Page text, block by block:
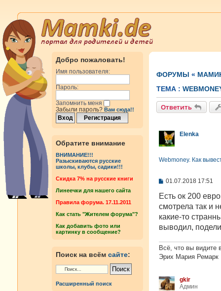
Добро пожаловать!
Имя пользователя:
Пароль:
Запомнить меня
Забыли пароль? Вам сюда!!
Обратите внимание
ВНИМАНИЕ!!!
Разыскиваются русские
школы, клубы, садики!!!
Cкидка 7% на русские книги
Линеечки для нашего сайта
Правила форума. 17.11.2011
Как стать "Жителем форума"?
Как добавить фото или
картинку в сообщение?
Поиск на всём сайте:
Расширенный поиск
ФОРУМЫ «
ТЕМА :
Ответить
Elenka
Webmoney. Как
С
о
щ
е
и
01.07.2018 17:51
Есть ок 200
смотрела так и
какие-то
выводил,
Всё, что вы
Эрих Мария Ремарк
gkir
Админ